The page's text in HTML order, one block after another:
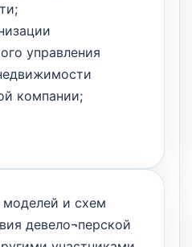
управления
компании;
и схем
девело¬перской